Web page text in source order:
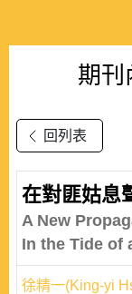
期刊
回列表
在對匪姑息
A New
In the Tide of
徐精一(King-yi